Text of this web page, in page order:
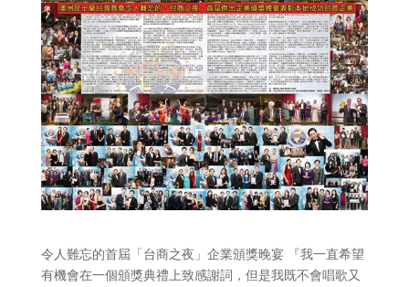
令人難忘的首屆「台商之夜」企業頒獎晚宴 『我一直希望
有機會在一個頒獎典禮上致感謝詞，但是我既不會唱歌又